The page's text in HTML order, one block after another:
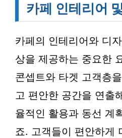
카페 인테리어
카페의 인테리어와 디
상을 제공하는 중요한
콘셉트와 타겟 고객층
고 편안한 공간을 연출
율적인 활용과 동선 계
죠. 고객들이 편안하게